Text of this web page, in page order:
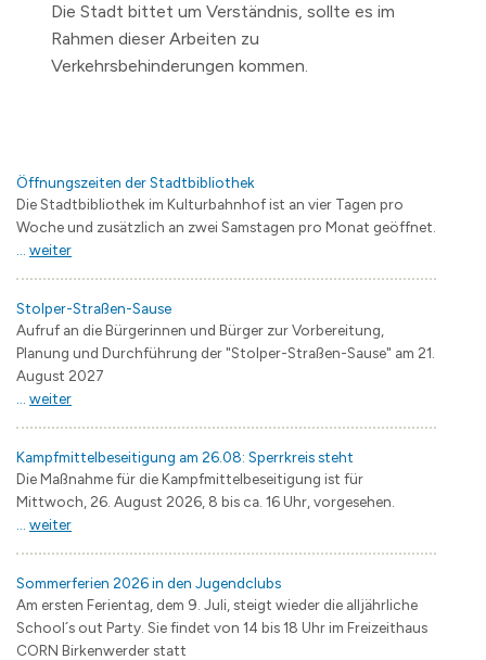
Die Stadt bittet um Verständnis, sollte es im
Rahmen dieser Arbeiten zu
Verkehrsbehinderungen kommen.
Öffnungszeiten der Stadtbibliothek
Die Stadtbibliothek im Kulturbahnhof ist an vier Tagen pro
Woche und zusätzlich an zwei Samstagen pro Monat geöffnet.
weiter
Stolper-Straßen-Sause
Aufruf an die Bürgerinnen und Bürger zur Vorbereitung,
Planung und Durchführung der "Stolper-Straßen-Sause" am 21.
August 2027
weiter
Kampfmittelbeseitigung am 26.08: Sperrkreis steht
Die Maßnahme für die Kampfmittelbeseitigung ist für
Mittwoch, 26. August 2026, 8 bis ca. 16 Uhr, vorgesehen.
weiter
Sommerferien 2026 in den Jugendclubs
Am ersten Ferientag, dem 9. Juli, steigt wieder die alljährliche
School´s out Party. Sie findet von 14 bis 18 Uhr im Freizeithaus
CORN Birkenwerder statt